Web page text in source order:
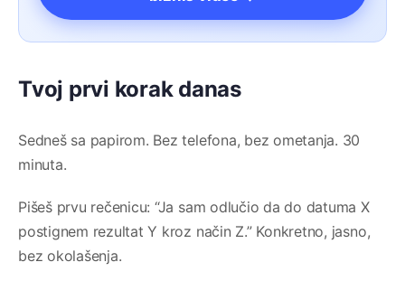
Tvoj prvi korak danas
Sedneš sa papirom. Bez telefona, bez ometanja. 30
minuta.
Pišeš prvu rečenicu: “Ja sam odlučio da do datuma X
postignem rezultat Y kroz način Z.” Konkretno, jasno,
bez okolašenja.